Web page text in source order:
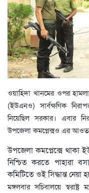
ওয়াহিদা খানমের ওপর
(ইউএনও) সার্বক্ষণিক
নিয়েছিল সরকার। এবার
উপজেলা কমপ্লেক্সও এর
উপজেলা কমপ্লেক্সে থাকা
নিশ্চিত করতে পাহারা
কমিটিতে ওই সিদ্ধান্ত নেয়া
মঙ্গলবার সচিবালয়ে